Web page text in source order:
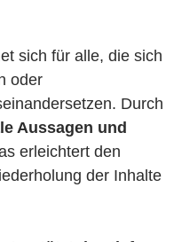
sich für alle, die sich
oder
Durch
Aussagen und
erleichtert den
der Inhalte